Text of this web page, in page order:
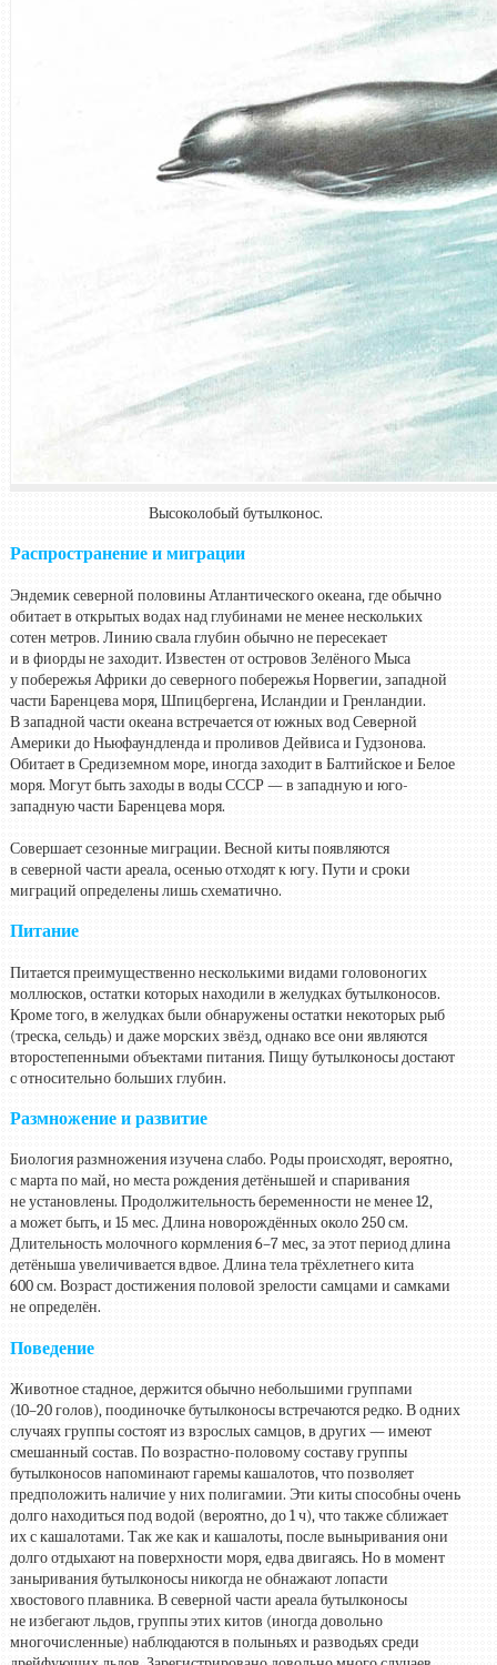
Высоколобый бутылконос.
Распространение и миграции
Эндемик северной половины Атлантического океана, где обычно
обитает в открытых водах над глубинами не менее нескольких
сотен метров. Линию свала глубин обычно не пересекает
и в фиорды не заходит. Известен от островов Зелёного Мыса
у побережья Африки до северного побережья Норвегии, западной
части Баренцева моря, Шпицбергена, Исландии и Гренландии.
В западной части океана встречается от южных вод Северной
Америки до Ньюфаундленда и проливов Дейвиса и Гудзонова.
Обитает в Средиземном море, иногда заходит в Балтийское и Белое
моря. Могут быть заходы в воды СССР — в западную и юго-
западную части Баренцева моря.
Совершает сезонные миграции. Весной киты появляются
в северной части ареала, осенью отходят к югу. Пути и сроки
миграций определены лишь схематично.
Питание
Питается преимущественно несколькими видами головоногих
моллюсков, остатки которых находили в желудках бутылконосов.
Кроме того, в желудках были обнаружены остатки некоторых рыб
(треска, сельдь) и даже морских звёзд, однако все они являются
второстепенными объектами питания. Пищу бутылконосы достают
с относительно больших глубин.
Размножение и развитие
Биология размножения изучена слабо. Роды происходят, вероятно,
с марта по май, но места рождения детёнышей и спаривания
не установлены. Продолжительность беременности не менее 12,
а может быть, и 15 мес. Длина новорождённых около 250 см.
Длительность молочного кормления6–7 мес,за этот период длина
детёныша увеличивается вдвое. Длина тела трёхлетнего кита
600 см. Возраст достижения половой зрелости самцами и самками
не определён.
Поведение
Животное стадное, держится обычно небольшими группами
(10–20 голов),поодиночке бутылконосы встречаются редко. В одних
случаях группы состоят из взрослых самцов, в других — имеют
смешанный состав. По возрастно-половому составу группы
бутылконосов напоминают гаремы кашалотов, что позволяет
предположить наличие у них полигамии. Эти киты способны очень
долго находиться под водой (вероятно, до 1 ч), что также сближает
их с кашалотами. Так же как и кашалоты, после выныривания они
долго отдыхают на поверхности моря, едва двигаясь. Но в момент
заныривания бутылконосы никогда не обнажают лопасти
хвостового плавника. В северной части ареала бутылконосы
не избегают льдов, группы этих китов (иногда довольно
многочисленные) наблюдаются в полыньях и разводьях среди